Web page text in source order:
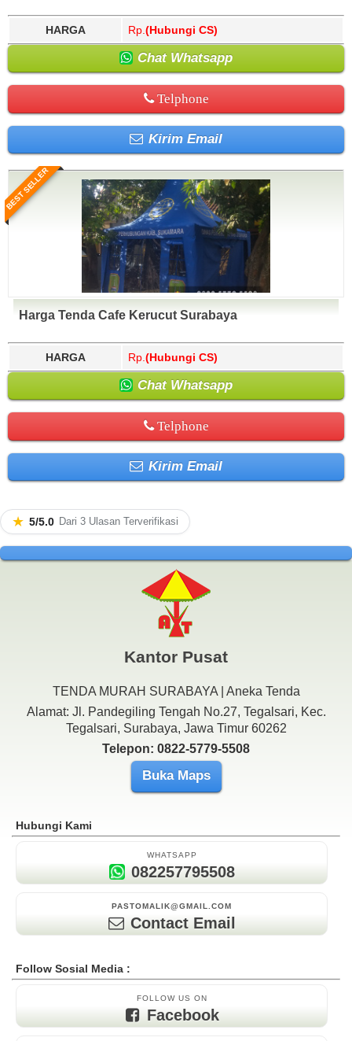
HARGA Rp. (Hubungi CS)
Chat Whatsapp
Telphone
Kirim Email
BEST SELLER
Harga Tenda Cafe Kerucut Surabaya
HARGA Rp. (Hubungi CS)
Chat Whatsapp
Telphone
Kirim Email
★ 5/5.0 Dari 3 Ulasan Terverifikasi
Kantor Pusat
TENDA MURAH SURABAYA | Aneka Tenda
Alamat: Jl. Pandegiling Tengah No.27, Tegalsari, Kec.
Tegalsari, Surabaya, Jawa Timur 60262
Telepon: 0822-5779-5508
Buka Maps
Hubungi Kami
WHATSAPP
082257795508
PASTOMALIK@GMAIL.COM
Contact Email
Follow Sosial Media :
FOLLOW US ON
Facebook